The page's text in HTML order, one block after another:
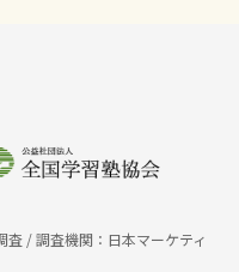
/ 調査機関：日本マーケティ